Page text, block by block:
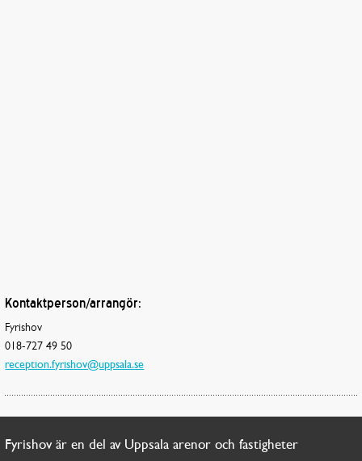
Kontaktperson/arrangör:
Fyrishov
018-727 49 50
reception.fyrishov@uppsala.se
Fyrishov är en del av Uppsala arenor och fastigheter